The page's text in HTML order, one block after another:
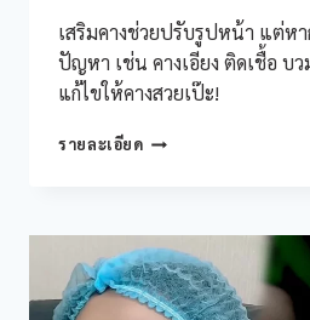
เสริมคางช่วยปรับรูปหน้า แต่หา
ปัญหา เช่น คางเอียง ติดเชื้อ บ
แก้ไขให้คางสวยเป๊ะ!
รายละเอียดปัญหา
ที่
ต้อง
รู้
พร้อม